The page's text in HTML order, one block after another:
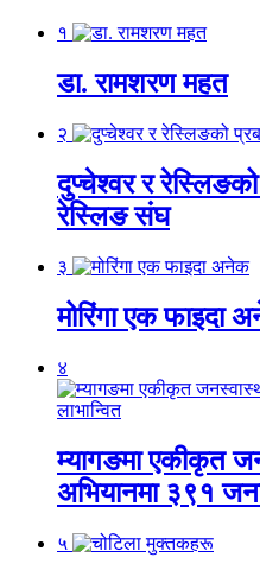
१
डा. रामशरण महत
२
दुप्चेश्वर र रेस्लिङको
रेस्लिङ संघ
३
मोरिंगा एक फाइदा
४
म्यागङमा एकीकृत
अभियानमा ३९१
५